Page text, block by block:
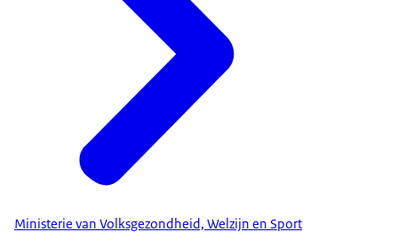
Ministerie van Volksgezondheid, Welzijn en Sport